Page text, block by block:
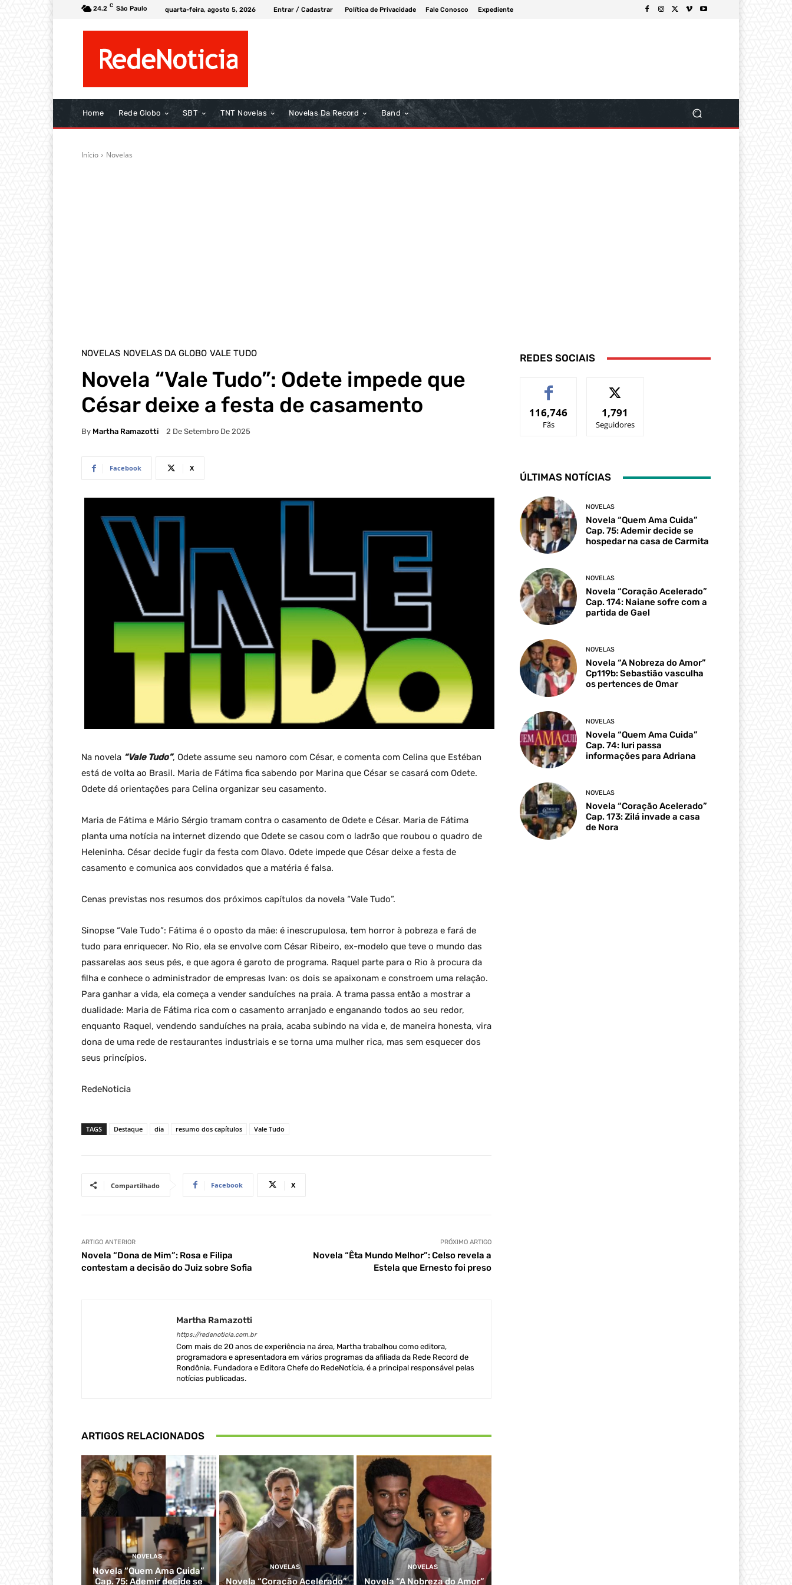
24.2 C São Paulo quarta-feira, agosto 5, 2026 Entrar / Cadastrar Política de Privacidade Fale Conosco Expediente
Home Rede Globo SBT TNT Novelas Novelas Da Record Band
Início Novelas
NOVELAS NOVELAS DA GLOBO VALE TUDO
Novela “Vale Tudo”: Odete impede que
César deixe a festa de casamento
By Martha Ramazotti 2 De Setembro De 2025
Facebook X
Na novela “Vale Tudo”, Odete assume seu namoro com César, e comenta com Celina que Estéban
está de volta ao Brasil. Maria de Fátima fica sabendo por Marina que César se casará com Odete.
Odete dá orientações para Celina organizar seu casamento.
Maria de Fátima e Mário Sérgio tramam contra o casamento de Odete e César. Maria de Fátima
planta uma notícia na internet dizendo que Odete se casou com o ladrão que roubou o quadro de
Heleninha. César decide fugir da festa com Olavo. Odete impede que César deixe a festa de
casamento e comunica aos convidados que a matéria é falsa.
Cenas previstas nos resumos dos próximos capítulos da novela “Vale Tudo”.
Sinopse “Vale Tudo”: Fátima é o oposto da mãe: é inescrupulosa, tem horror à pobreza e fará de
tudo para enriquecer. No Rio, ela se envolve com César Ribeiro, ex-modelo que teve o mundo das
passarelas aos seus pés, e que agora é garoto de programa. Raquel parte para o Rio à procura da
filha e conhece o administrador de empresas Ivan: os dois se apaixonam e constroem uma relação.
Para ganhar a vida, ela começa a vender sanduíches na praia. A trama passa então a mostrar a
dualidade: Maria de Fátima rica com o casamento arranjado e enganando todos ao seu redor,
enquanto Raquel, vendendo sanduíches na praia, acaba subindo na vida e, de maneira honesta, vira
dona de uma rede de restaurantes industriais e se torna uma mulher rica, mas sem esquecer dos
seus princípios.
RedeNoticia
TAGS Destaque dia resumo dos capítulos Vale Tudo
Compartilhado Facebook X
ARTIGO ANTERIOR
Novela “Dona de Mim”: Rosa e Filipa
contestam a decisão do Juiz sobre Sofia
PRÓXIMO ARTIGO
Novela “Êta Mundo Melhor”: Celso revela a
Estela que Ernesto foi preso
Martha Ramazotti
https://redenoticia.com.br
Com mais de 20 anos de experiência na área, Martha trabalhou como editora,
programadora e apresentadora em vários programas da afiliada da Rede Record de
Rondônia. Fundadora e Editora Chefe do RedeNotícia, é a principal responsável pelas
notícias publicadas.
ARTIGOS RELACIONADOS
NOVELAS
Novela “Quem Ama Cuida”
Cap. 75: Ademir decide se
NOVELAS
Novela “Coração Acelerado”
NOVELAS
Novela “A Nobreza do Amor”
REDES SOCIAIS
116,746
Fãs
1,791
Seguidores
ÚLTIMAS NOTÍCIAS
NOVELAS
Novela “Quem Ama Cuida”
Cap. 75: Ademir decide se
hospedar na casa de Carmita
NOVELAS
Novela “Coração Acelerado”
Cap. 174: Naiane sofre com a
partida de Gael
NOVELAS
Novela “A Nobreza do Amor”
Cp119b: Sebastião vasculha
os pertences de Omar
NOVELAS
Novela “Quem Ama Cuida”
Cap. 74: Iuri passa
informações para Adriana
NOVELAS
Novela “Coração Acelerado”
Cap. 173: Zilá invade a casa
de Nora